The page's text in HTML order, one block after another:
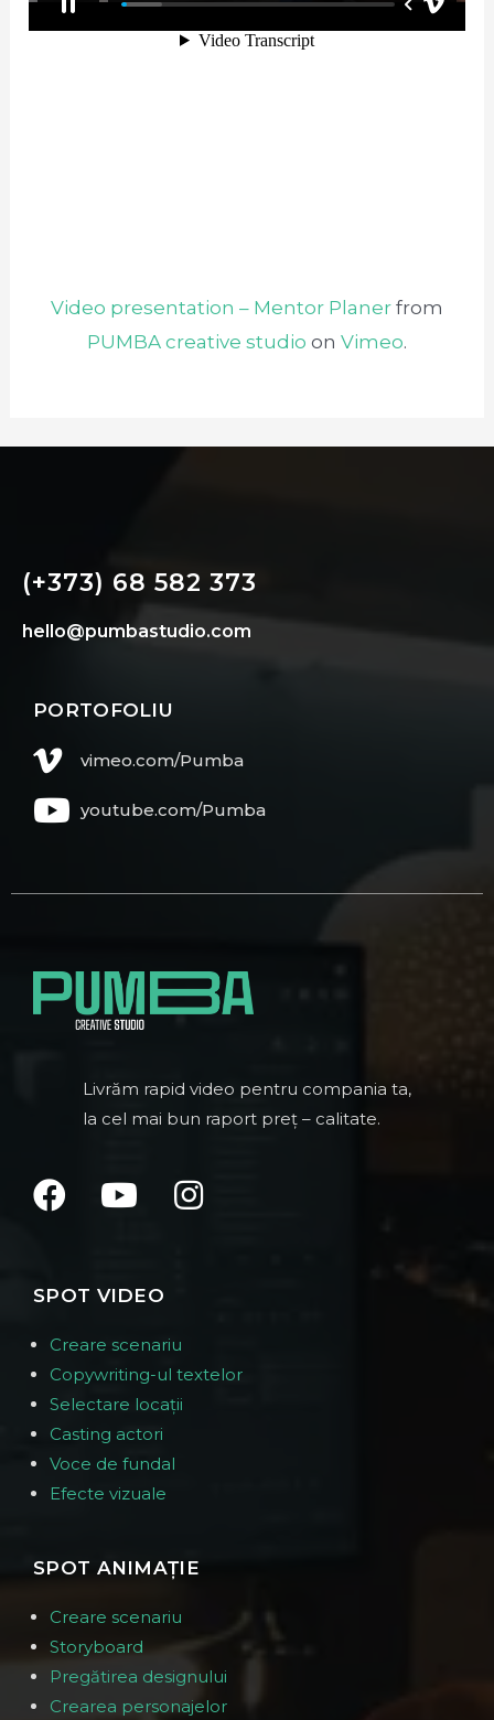
Video presentation – Mentor Planer from
PUMBA creative studio on Vimeo.
(+373) 68 582 373
hello@pumbastudio.com
PORTOFOLIU
vimeo.com/Pumba
youtube.com/Pumba
Livrăm rapid video pentru compania ta,
la cel mai bun raport preț – calitate.
SPOT VIDEO
Creare scenariu
Copywriting-ul textelor
Selectare locații
Casting actori
Voce de fundal
Efecte vizuale
SPOT ANIMAȚIE
Creare scenariu
Storyboard
Pregătirea designului
Crearea personajelor